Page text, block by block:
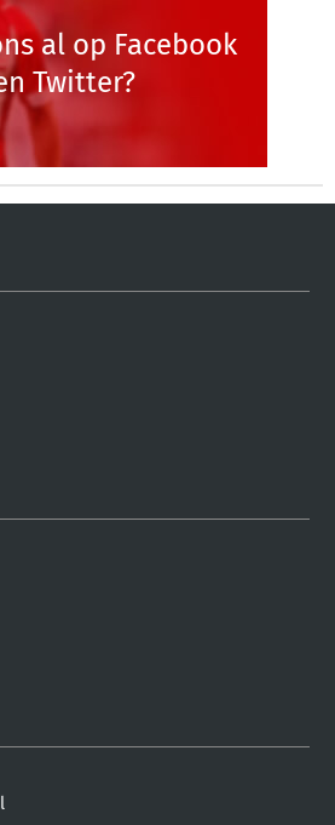
al op Facebook
Twitter?